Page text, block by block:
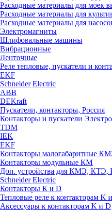
Расходные материалы для моек
Расходные материалы для
Расходные материалы для
Электромагниты
Шлифовальные машины
Вибрационные
Ленточные
Реле тепловые, пускатели и
EKF
Schneider Electric
ABB
DEKraft
Пускатели, контакторы, Россия
Контакторы и пускатели
TDM
IEK
EKF
Контакторы малогабаритные
Контакторы модульные КМ
Доп. устройства для КМЭ, КТЭ,
Schneider Electric
Контакторы К и D
Тепловые реле к контакторам K
Аксессуары к контакторам K и D